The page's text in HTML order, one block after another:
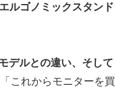
ルゴノミックスタンド
デルとの違い、そして
これからモニターを買